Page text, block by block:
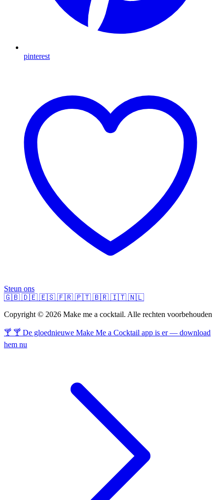
pinterest
Steun ons
🇬🇧 🇩🇪 🇪🇸 🇫🇷 🇵🇹 🇧🇷 🇮🇹 🇳🇱
Copyright © 2026 Make me a cocktail. Alle rechten voorbehouden
🍸 🍸 De gloednieuwe Make Me a Cocktail app is er — download
hem nu